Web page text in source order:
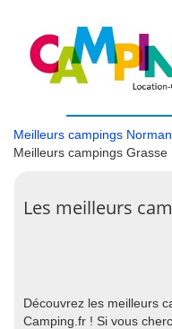
Meilleurs campings
Meilleurs campings Grasse
Les meilleurs
Découvrez les meilleurs
Camping.fr ! Si vous